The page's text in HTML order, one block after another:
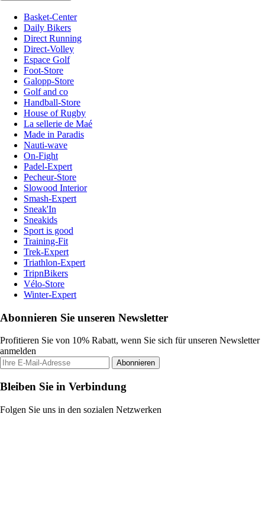
Basket-Center
Daily Bikers
Direct Running
Direct-Volley
Espace Golf
Foot-Store
Galopp-Store
Golf and co
Handball-Store
House of Rugby
La sellerie de Maé
Made in Paradis
Nauti-wave
On-Fight
Padel-Expert
Pecheur-Store
Slowood Interior
Smash-Expert
Sneak'In
Sneakids
Sport is good
Training-Fit
Trek-Expert
Triathlon-Expert
TripnBikers
Vélo-Store
Winter-Expert
Abonnieren Sie unseren Newsletter
Profitieren Sie von 10% Rabatt, wenn Sie sich für unseren Newsletter
anmelden
Abonnieren
Bleiben Sie in Verbindung
Folgen Sie uns in den sozialen Netzwerken